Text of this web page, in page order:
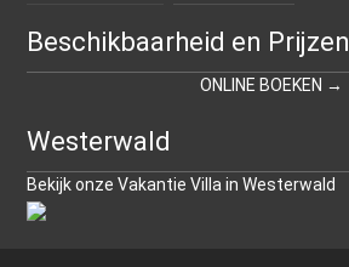
Beschikbaarheid en Prijzen
ONLINE BOEKEN →
Westerwald
Bekijk onze Vakantie Villa in Westerwald